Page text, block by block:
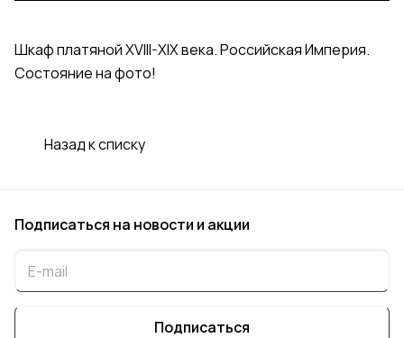
Шкаф платяной XVIII-XIX века. Российская Империя.
Состояние на фото!
Назад к списку
Подписаться на новости и акции
Подписаться